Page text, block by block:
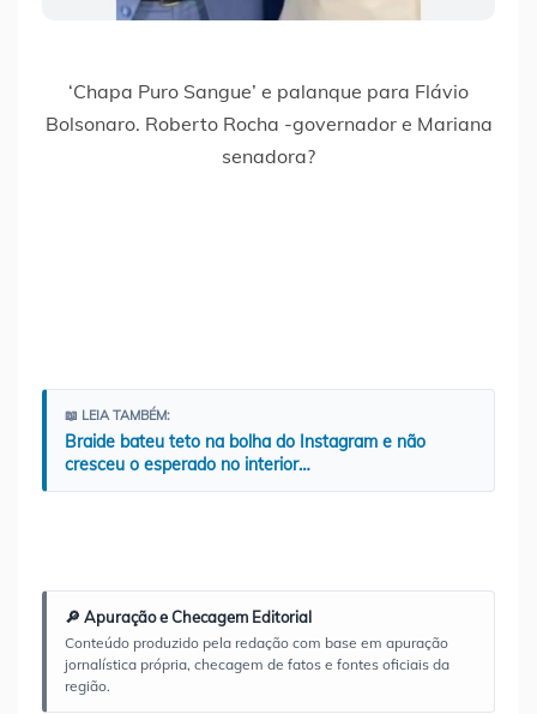
‘Chapa Puro Sangue’ e palanque para Flávio
Bolsonaro. Roberto Rocha -governador e Mariana
senadora?
📖 LEIA TAMBÉM:
Braide bateu teto na bolha do Instagram e não
cresceu o esperado no interior…
🔎 Apuração e Checagem Editorial
Conteúdo produzido pela redação com base em apuração
jornalística própria, checagem de fatos e fontes oficiais da
região.